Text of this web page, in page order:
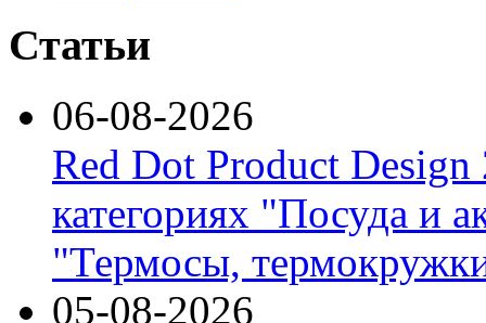
Статьи
06-08-2026
Red Dot Product Design
категориях "Посуда и
"Термосы,
05-08-2026